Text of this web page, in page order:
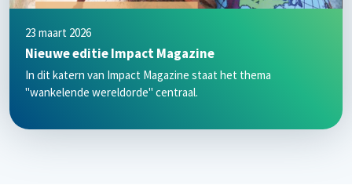
23 maart 2026
Nieuwe editie Impact Magazine
In dit katern van Impact Magazine staat het thema
"wankelende wereldorde" centraal.